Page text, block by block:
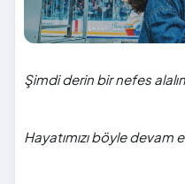
Şimdi derin bir nefes
Hayatımızı böyle devam